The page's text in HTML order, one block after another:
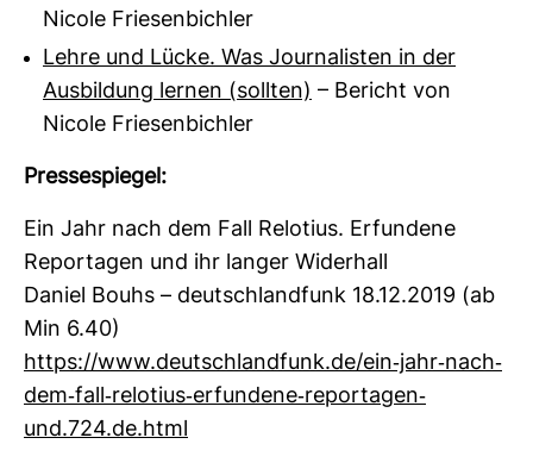
Nicole Friesenbichler
Lehre und Lücke. Was Journalisten in der
Ausbildung lernen (sollten) – Bericht von
Nicole Friesenbichler
Pres­se­spiegel:
Ein Jahr nach dem Fall Relo­tius. Erfun­dene
Repor­tagen und ihr langer Wider­hall
Daniel Bouhs – deutsch­land­funk 18.12.2019 (ab
Min 6.40)
https://www.deutsch­land­funk.de/ein-​jahr-​nach-​
dem-​fall-​relo­tius-​erfun­dene-​repor­tagen-​
und.724.de.html